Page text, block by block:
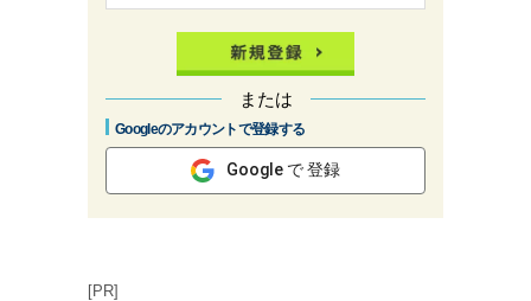
または
Googleのアカウントで登録する
Google で 登録
[PR]